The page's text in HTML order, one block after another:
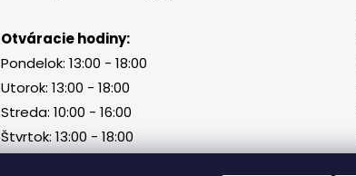
Otváracie hodiny:
Pondelok: 13:00 - 18:00
Utorok: 13:00 - 18:00
Streda: 10:00 - 16:00
Štvrtok: 13:00 - 18:00